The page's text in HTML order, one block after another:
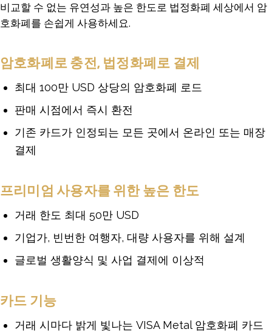
비교할 수 없는 유연성과 높은 한도로 법정화폐 세상에서 암
호화폐를 손쉽게 사용하세요.
암호화폐로 충전, 법정화폐로 결제
최대 100만 USD 상당의 암호화폐 로드
판매 시점에서 즉시 환전
기존 카드가 인정되는 모든 곳에서 온라인 또는 매장
결제
프리미엄 사용자를 위한 높은 한도
거래 한도 최대 50만 USD
기업가, 빈번한 여행자, 대량 사용자를 위해 설계
글로벌 생활양식 및 사업 결제에 이상적
카드 기능
거래 시마다 밝게 빛나는 VISA Metal 암호화폐 카드